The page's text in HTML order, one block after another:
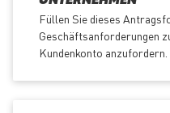
Füllen Sie dieses
Geschäftsanforderungen
Kundenkonto anzufordern.